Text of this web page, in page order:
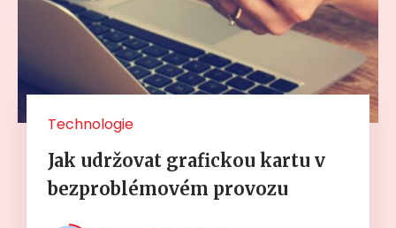
Technologie
Jak udržovat grafickou kartu v
bezproblémovém provozu